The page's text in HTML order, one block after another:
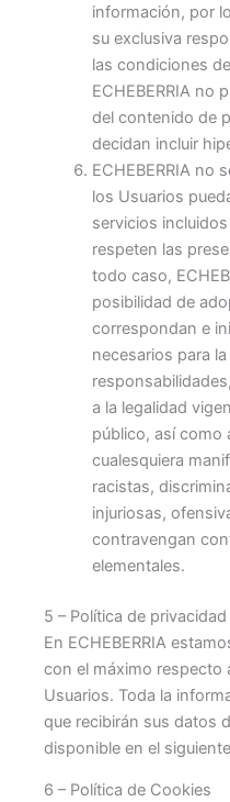
información, por
su exclusiva
las condiciones
ECHEBERRIA no
del contenido de
decidan incluir
ECHEBERRIA no
los Usuarios
servicios
respeten las
todo caso,
posibilidad de
correspondan e
necesarios para
a la legalidad
público, así como
cualesquiera
racistas,
injuriosas,
contravengan
elementales.
5 – Política de privacidad
En ECHEBERRIA
con el máximo respecto
Usuarios. Toda la
que recibirán sus datos
disponible en el siguiente
6 – Política de Cookies